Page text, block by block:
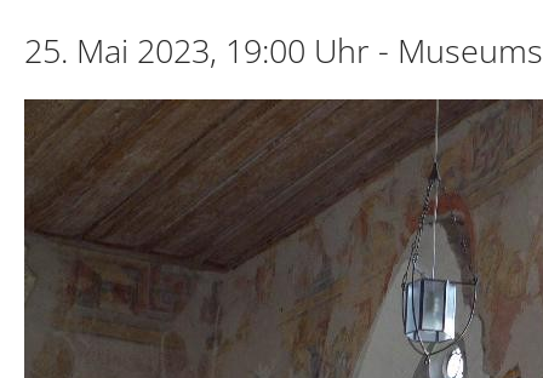
25. Mai 2023, 19:00 Uhr -